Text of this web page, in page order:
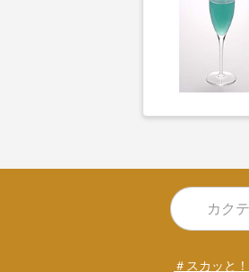
＃スカッと！